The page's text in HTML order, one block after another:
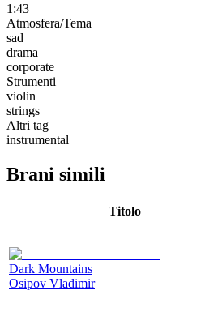
1:43
Atmosfera/Tema
sad
drama
corporate
Strumenti
violin
strings
Altri tag
instrumental
Brani simili
Titolo
Dark Mountains
Osipov Vladimir